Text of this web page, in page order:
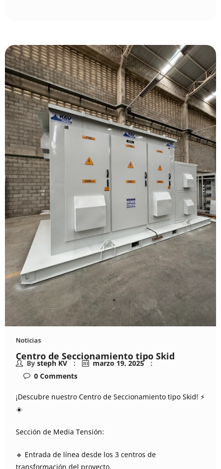
Noticias
Centro de Seccionamiento tipo Skid
By steph KV
marzo 19, 2025
0 Comments
¡Descubre nuestro Centro de Seccionamiento tipo Skid! ⚡️
☀️
Sección de Media Tensión:
🔹 Entrada de línea desde los 3 centros de
transformación del proyecto.